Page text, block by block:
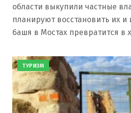
области выкупили частные
планируют восстановить их
башя в Мостах превратится в
ТУРИЗМ